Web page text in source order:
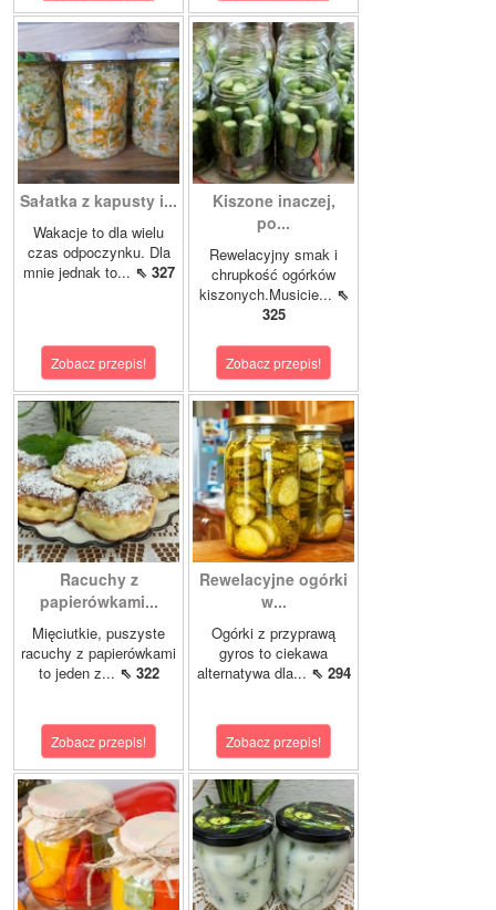
Sałatka z kapusty i...
Wakacje to dla wielu
czas odpoczynku. Dla
mnie jednak to... ⇖ 327
Zobacz przepis!
Kiszone inaczej,
po...
Rewelacyjny smak i
chrupkość ogórków
kiszonych.Musicie... ⇖
325
Zobacz przepis!
Racuchy z
papierówkami...
Mięciutkie, puszyste
racuchy z papierówkami
to jeden z... ⇖ 322
Zobacz przepis!
Rewelacyjne ogórki
w...
Ogórki z przyprawą
gyros to ciekawa
alternatywa dla... ⇖ 294
Zobacz przepis!